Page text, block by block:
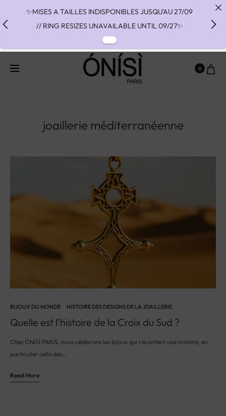
0
joaillerie méditerranéenne
BIJOUX DU MONDE HISTOIRE DES DESIGNS DE LA JOAILLERIE
Quelle est l’histoire de la Croix du Sud ?
Chez ÓNÍSÌ PARIS, nous célébrons les bijoux qui racontent une histoire, en
particulier celle des…
Read More
✨MISES A TAILLES INDISPONIBLES JUSQU'AU 27/09
// RING RESIZES UNAVAILABLE UNTIL 09/27✨
✨ FAST SHIPPING TO THE US WITH DHL EXPRESS -
NO SUPRISE DUTIES AT DELIVERY ✨
✨ PAIEMENT EN 3 OU 4 FOIS SANS FRAIS AVEC